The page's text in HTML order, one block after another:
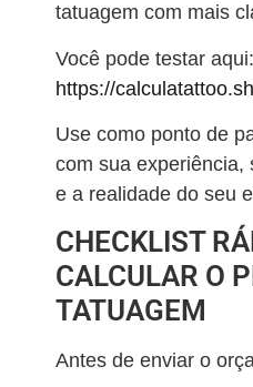
tatuagem com mais
Você pode testar aqui:
https://
Use como ponto de
com sua experiência,
e a realidade do seu
CHECKLIST
CALCULAR O
TATUAGEM
Antes de enviar o